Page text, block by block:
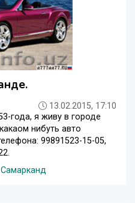
13.02.2015, 17:10
года, я живу в городе
нибуть авто
99891523-15-05,
Самарканд